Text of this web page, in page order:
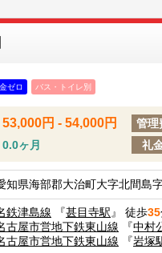
ゼロ バス・トイレ別
53,000円 - 54,000円 管理
0.0ヶ月 礼
知県海部郡大治町大字北間島
鉄津島線 『甚目寺駅 』 徒歩35
古屋市営地下鉄東山線 『中村
古屋市営地下鉄東山線 『岩塚